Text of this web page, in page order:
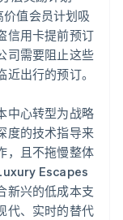
值会员计划吸
信用卡提前预订
司需要阻止这些
出行的预订。
中心转型为战略
度的技术指导来
且不拖慢整体
Escapes
新兴的低成本支
代、实时的替代